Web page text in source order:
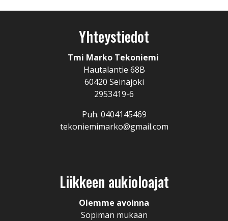
Yhteystiedot
Tmi Marko Tekoniemi
Hautalantie 68B
60420 Seinäjoki
2953419-6
Puh. 0404145469
tekoniemimarko@gmail.com
Liikkeen aukioloajat
Olemme avoinna
Sopiman mukaan